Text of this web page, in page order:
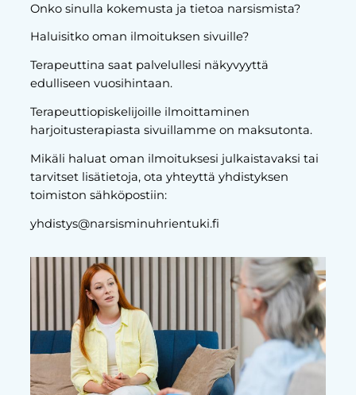
Onko sinulla kokemusta ja tietoa narsismista?
Haluisitko oman ilmoituksen sivuille?
Terapeuttina saat palvelullesi näkyvyyttä
edulliseen vuosihintaan.
Terapeuttiopiskelijoille ilmoittaminen
harjoitusterapiasta sivuillamme on maksutonta.
Mikäli haluat oman ilmoituksesi julkaistavaksi tai
tarvitset lisätietoja, ota yhteyttä yhdistyksen
toimiston sähköpostiin:
yhdistys@narsisminuhrientuki.fi